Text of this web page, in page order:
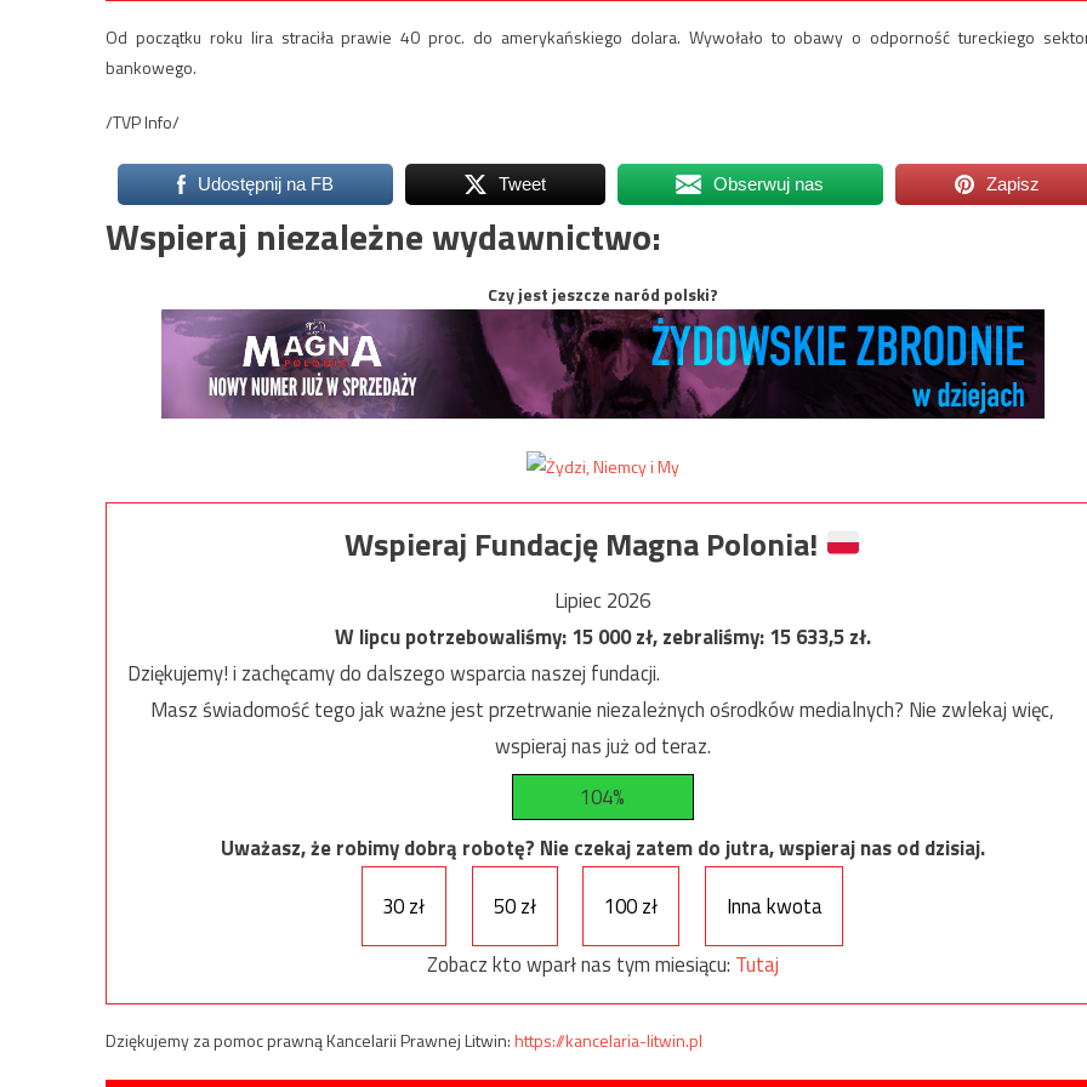
Od początku roku lira straciła prawie 40 proc. do amerykańskiego dolara. Wywołało to obawy o odporność tureckiego
bankowego.
/TVP Info/
Udostępnij na FB Tweet Obserwuj nas Zapisz
Wspieraj niezależne wydawnictwo:
Czy jest jeszcze naród polski?
Wspieraj Fundację Magna Polonia!
Lipiec 2026
W lipcu potrzebowaliśmy:15 000zł, zebraliśmy:15 633,5zł.
Dziękujemy! i zachęcamy do dalszego wsparcia naszej fundacji.
Masz świadomość tego jak ważne jest przetrwanie niezależnych ośrodków medialnych? Nie zwlekaj więc,
wspieraj nas już od teraz.
104%
Uważasz, że robimy dobrą robotę? Nie czekaj zatem do jutra, wspieraj nas od dzisiaj.
30 zł
50 zł 100 zł
Inna kwota
Zobacz kto wparł nas tym miesiącu: Tutaj
Dziękujemy za pomoc prawną Kancelarii Prawnej Litwin:https://kancelaria-litwin.pl